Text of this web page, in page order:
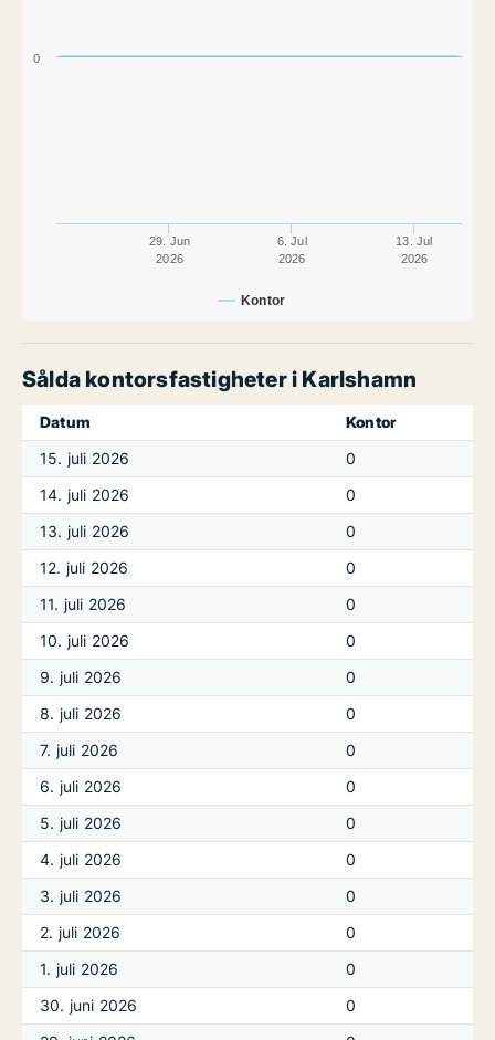
Kontor
29. Jun
2026
6. Jul
2026
13. Jul
2026
0
Sålda kontorsfastigheter i Karlshamn
Datum
Kontor
15. juli 2026
0
14. juli 2026
0
13. juli 2026
0
12. juli 2026
0
11. juli 2026
0
10. juli 2026
0
9. juli 2026
0
8. juli 2026
0
7. juli 2026
0
6. juli 2026
0
5. juli 2026
0
4. juli 2026
0
3. juli 2026
0
2. juli 2026
0
1. juli 2026
0
30. juni 2026
0